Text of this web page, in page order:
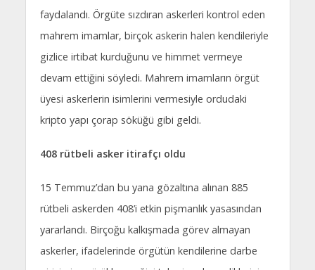
faydalandı. Örgüte sızdıran askerleri kontrol eden
mahrem imamlar, birçok askerin halen kendileriyle
gizlice irtibat kurduğunu ve himmet vermeye
devam ettiğini söyledi. Mahrem imamların örgüt
üyesi askerlerin isimlerini vermesiyle ordudaki
kripto yapı çorap söküğü gibi geldi.
408 rütbeli asker itirafçı oldu
15 Temmuz’dan bu yana gözaltına alınan 885
rütbeli askerden 408’i etkin pişmanlık yasasından
yararlandı. Birçoğu kalkışmada görev almayan
askerler, ifadelerinde örgütün kendilerine darbe